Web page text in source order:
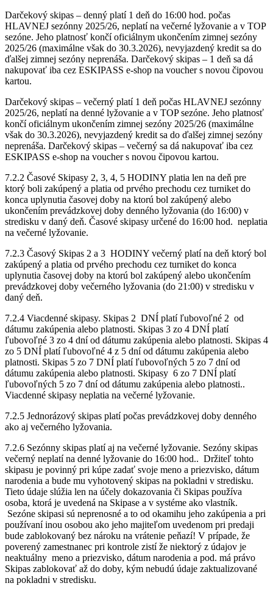
Darčekový skipas – denný platí 1 deň do 16:00 hod. počas
HLAVNEJ sezónny 2025/26, neplatí na večerné lyžovanie a v TOP
sezóne. Jeho platnosť končí oficiálnym ukončením zimnej sezóny
2025/26 (maximálne však do 30.3.2026), nevyjazdený kredit sa do
ďalšej zimnej sezóny neprenáša. Darčekový skipas – 1 deň sa dá
nakupovať iba cez ESKIPASS e-shop na voucher s novou čipovou
kartou.
Darčekový skipas – večerný platí 1 deň počas HLAVNEJ sezónny
2025/26, neplatí na denné lyžovanie a v TOP sezóne. Jeho platnosť
končí oficiálnym ukončením zimnej sezóny 2025/26 (maximálne
však do 30.3.2026), nevyjazdený kredit sa do ďalšej zimnej sezóny
neprenáša. Darčekový skipas – večerný sa dá nakupovať iba cez
ESKIPASS e-shop na voucher s novou čipovou kartou.
7.2.2 Časové Skipasy 2, 3, 4, 5 HODINY platia len na deň pre
ktorý boli zakúpený a platia od prvého prechodu cez turniket do
konca uplynutia časovej doby na ktorú bol zakúpený alebo
ukončením prevádzkovej doby denného lyžovania (do 16:00) v
stredisku v daný deň. Časové skipasy určené do 16:00 hod. neplatia
na večerné lyžovanie.
7.2.3 Časový Skipas 2 a 3 HODINY večerný platí na deň ktorý bol
zakúpený a platia od prvého prechodu cez turniket do konca
uplynutia časovej doby na ktorú bol zakúpený alebo ukončením
prevádzkovej doby večerného lyžovania (do 21:00) v stredisku v
daný deň.
7.2.4 Viacdenné skipasy. Skipas 2 DNÍ platí ľubovoľné 2 od
dátumu zakúpenia alebo platnosti. Skipas 3 zo 4 DNÍ platí
ľubovoľné 3 zo 4 dní od dátumu zakúpenia alebo platnosti. Skipas 4
zo 5 DNÍ platí ľubovoľné 4 z 5 dní od dátumu zakúpenia alebo
platnosti. Skipas 5 zo 7 DNÍ platí ľubovoľných 5 zo 7 dní od
dátumu zakúpenia alebo platnosti. Skipasy 6 zo 7 DNÍ platí
ľubovoľných 5 zo 7 dní od dátumu zakúpenia alebo platnosti..
Viacdenné skipasy neplatia na večerné lyžovanie.
7.2.5 Jednorázový skipas platí počas prevádzkovej doby denného
ako aj večerného lyžovania.
7.2.6 Sezónny skipas platí aj na večerné lyžovanie. Sezóny skipas
večerný neplatí na denné lyžovanie do 16:00 hod.. Držiteľ tohto
skipasu je povinný pri kúpe zadať svoje meno a priezvisko, dátum
narodenia a bude mu vyhotovený skipas na pokladni v stredisku.
Tieto údaje slúžia len na účely dokazovania či Skipas používa
osoba, ktorá je uvedená na Skipase a v systéme ako vlastník.
Sezóne skipasi sú neprenosné a to od okamihu jeho zakúpenia a pri
používaní inou osobou ako jeho majiteľom uvedenom pri predaji
bude zablokovaný bez nároku na vrátenie peňazí! V prípade, že
poverený zamestnanec pri kontrole zistí že niektorý z údajov je
neaktuálny meno a priezvisko, dátum narodenia a pod. má právo
Skipas zablokovať až do doby, kým nebudú údaje zaktualizované
na pokladni v stredisku.